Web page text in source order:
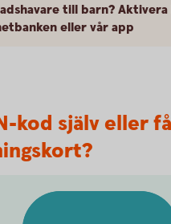
till barn?
eller vår app
kod själv eller